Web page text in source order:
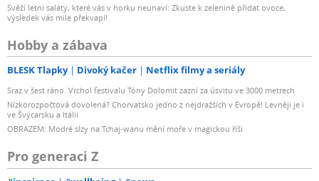
Svěží letní saláty, které vás v horku neunaví: Zkuste k zelenině přidat ovoce,
výsledek vás mile překvapí!
Hobby a zábava
BLESK Tlapky Divoký kačer Netflix filmy a seriály
Sraz v šest ráno. Vrchol festivalu Tóny Dolomit zazní za úsvitu ve 3000 metrech
Nízkorozpočtová dovolená? Chorvatsko jedno z nejdražších v Evropě! Levněji je i
ve Švýcarsku a Itálii
OBRAZEM: Modré slzy na Tchaj-wanu mění moře v magickou říši
Pro generaci Z